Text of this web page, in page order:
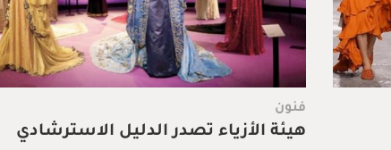
فنون
هيئة الأزياء تصدر الدليل الاسترشادي